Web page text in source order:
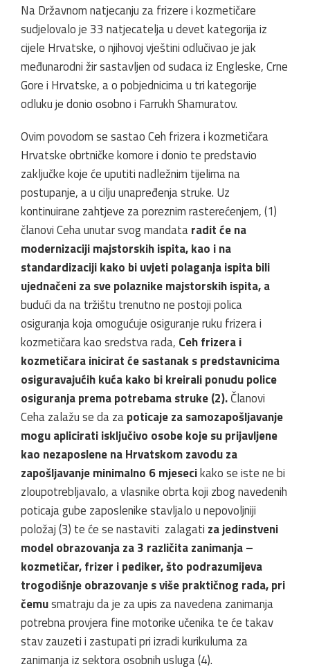
Na Državnom natjecanju za frizere i kozmetičare
sudjelovalo je 33 natjecatelja u devet kategorija iz
cijele Hrvatske, o njihovoj vještini odlučivao je jak
međunarodni žir sastavljen od sudaca iz Engleske, Crne
Gore i Hrvatske, a o pobjednicima u tri kategorije
odluku je donio osobno i Farrukh Shamuratov.
Ovim povodom se sastao Ceh frizera i kozmetičara
Hrvatske obrtničke komore i donio te predstavio
zaključke koje će uputiti nadležnim tijelima na
postupanje, a u cilju unapređenja struke. Uz
kontinuirane zahtjeve za poreznim rasterećenjem, (1)
članovi Ceha unutar svog mandataradit će na
modernizaciji majstorskih ispita, kao i na
standardizaciji kako bi uvjeti polaganja ispita bili
ujednačeni za sve polaznike majstorskih ispita, a
budući da na tržištu trenutno ne postoji polica
osiguranja koja omogućuje osiguranje ruku frizera i
kozmetičara kao sredstva rada, Ceh frizera i
kozmetičara inicirat će sastanak s predstavnicima
osiguravajućih kuća kako bi kreirali ponudu police
osiguranja prema potrebama struke (2).Članovi
Ceha zalažu se da zapoticaje za samozapošljavanje
mogu aplicirati isključivo osobe koje su prijavljene
kao nezaposlene na Hrvatskom zavodu za
zapošljavanje minimalno 6 mjesecikako se iste ne bi
zloupotrebljavalo, a vlasnike obrta koji zbog navedenih
poticaja gube zaposlenike stavljalo u nepovoljniji
položaj (3) te će se nastaviti zalagati za jedinstveni
model obrazovanja za 3 različita zanimanja –
kozmetičar, frizer i pediker, što podrazumijeva
trogodišnje obrazovanje s više praktičnog rada, pri
čemusmatraju da je za upis za navedena zanimanja
potrebna provjera fine motorike učenika te će takav
stav zauzeti i zastupati pri izradi kurikuluma za
zanimanja iz sektora osobnih usluga (4).